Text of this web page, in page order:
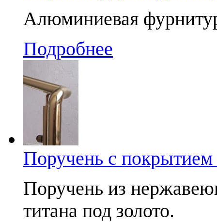
Алюминиевая
Подробнее
Поручень с покрытием
Поручень из
титана под золото.